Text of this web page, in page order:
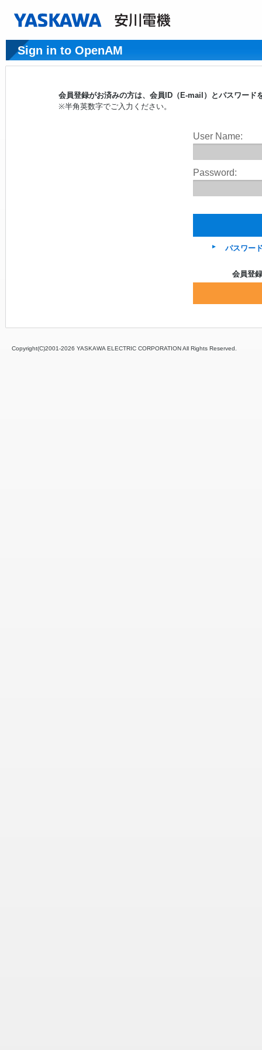
Sign in to OpenAM
会員登録がお済みの方は、会員ID（E-mail）とパスワー
※半角英数字でご入力ください。
User Name:
Password:
パスワー
会員登
Copyright(C)2001‐2026 YASKAWA ELECTRIC CORPORATION All Rights Reserved.